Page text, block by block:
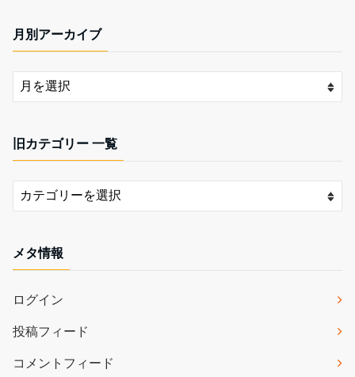
月別アーカイブ
旧カテゴリー 一覧
メタ情報
ログイン
投稿フィード
コメントフィード